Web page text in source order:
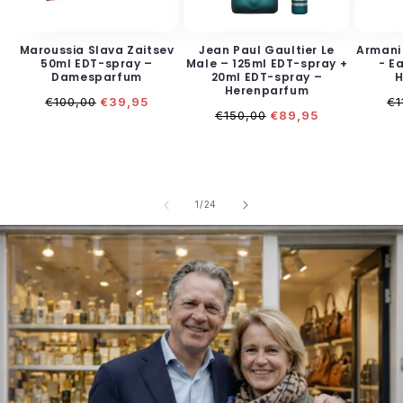
Maroussia Slava Zaitsev
50ml EDT-spray –
Damesparfum
Normale
€100,00 Aanbiedingsprijs
€39,95
Jean Paul Gaultier Le
Male – 125ml EDT-spray +
20ml EDT-spray –
Herenparfum
Normale
€150,00 Aanbiedingsprijs
€89,95
Armani
-
1 / van
24